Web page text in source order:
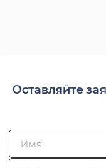
Оставляйте